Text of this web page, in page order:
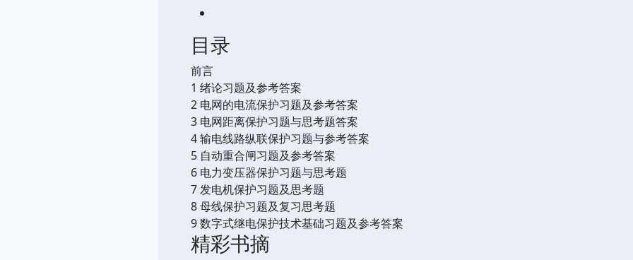
目录
前言
1 绪论习题及参考答案
2 电网的电流保护习题及参考答案
3 电网距离保护习题与思考题答案
4 输电线路纵联保护习题与参考答案
5 自动重合闸习题及参考答案
6 电力变压器保护习题与思考题
7 发电机保护习题及思考题
8 母线保护习题及复习思考题
9 数字式继电保护技术基础习题及参考答案
精彩书摘